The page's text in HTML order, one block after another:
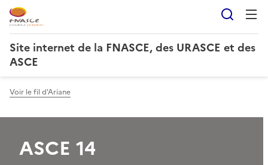
Site internet de la FNASCE, des URASCE et des
ASCE
Voir le fil d'Ariane
ASCE 14